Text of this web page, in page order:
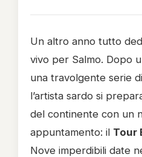
Un altro anno tutto
vivo per Salmo. Dopo
una travolgente serie
l’artista sardo si
del continente con un
appuntamento: il Tour
Nove imperdibili date